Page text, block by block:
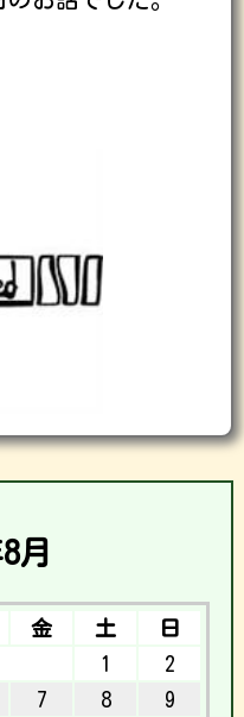
月
金 土
日
1
2
7 8
9